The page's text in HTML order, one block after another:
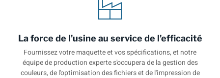
La force de l'usine au service de l'efficacité
Fournissez votre maquette et vos spécifications, et notre
équipe de production experte s'occupera de la gestion des
couleurs, de l'optimisation des fichiers et de l'impression de